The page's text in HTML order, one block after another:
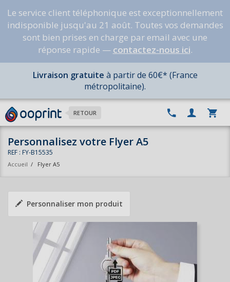
Le service client téléphonique est exceptionnellement
indisponible jusqu'au 21 août. Toutes vos demandes
sont bien prises en charge par email avec une
réponse rapide — contactez-nous ici.
Livraison gratuite à partir de 60€* (France
métropolitaine).
RETOUR
Personnalisez votre Flyer A5
REF : FY-B15535
Accueil / Flyer A5
Personnaliser mon produit